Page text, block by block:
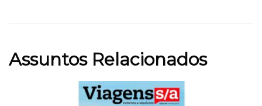
Assuntos Relacionados